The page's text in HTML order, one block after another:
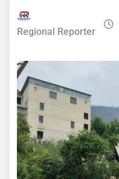
Regional Reporter